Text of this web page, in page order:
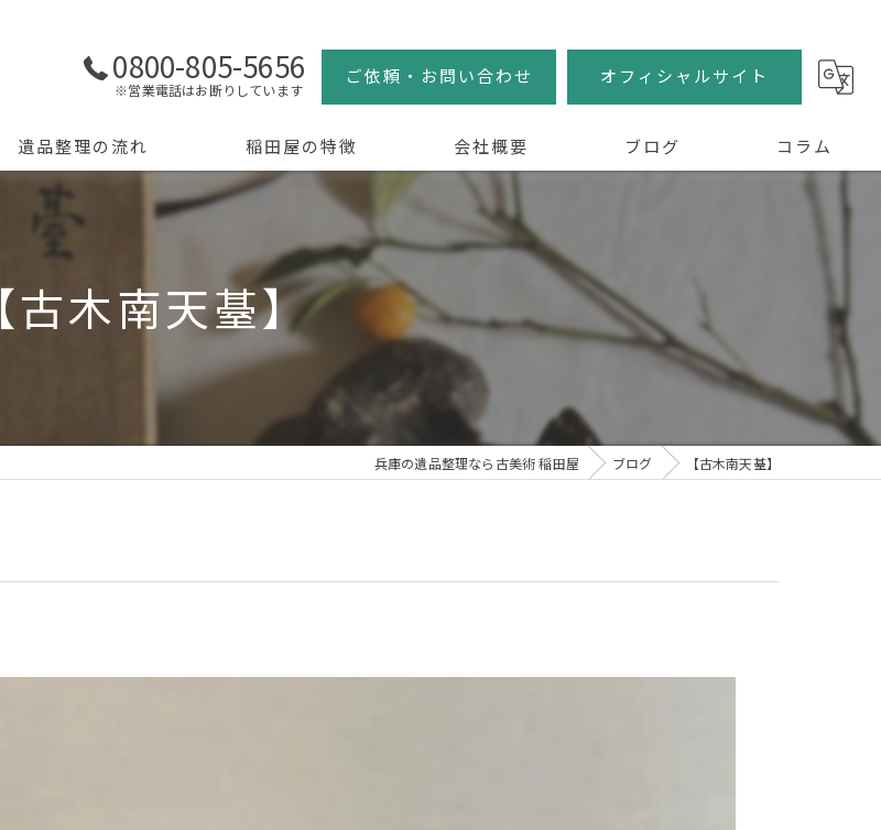
0800-805-5656
※営業電話はお断りしています
ご依頼・お問い合わせ オフィシャルサイト
遺品整理の流れ
よくある質問
稲田屋の特徴
生前整理
骨董品
美術品
京都の遺品整理
会社概要 ブログ コラム
【古木南天䑓】
兵庫の遺品整理なら古美術 稲田屋 ブログ 【古木南天䑓】